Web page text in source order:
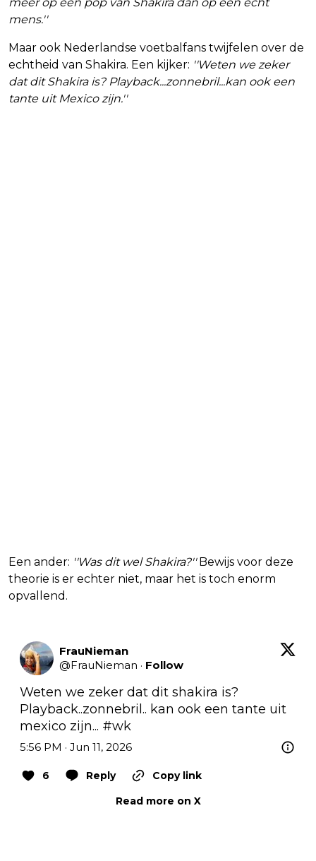
mens.''
Maar ook Nederlandse voetbalfans twijfelen over de
echtheid van Shakira. Een kijker: ''Weten we zeker
dat dit Shakira is? Playback...zonnebril...kan ook een
tante uit Mexico zijn.''
Een ander: ''Was dit wel Shakira?''Bewijs voor deze
theorie is er echter niet, maar het is toch enorm
opvallend.
FrauNieman
@FrauNieman · Follow
Weten we zeker dat dit shakira is?
Playback..zonnebril.. kan ook een tante uit
mexico zijn... #wk
5:56 PM · Jun 11, 2026
6 Reply
Copy link
Read more on X